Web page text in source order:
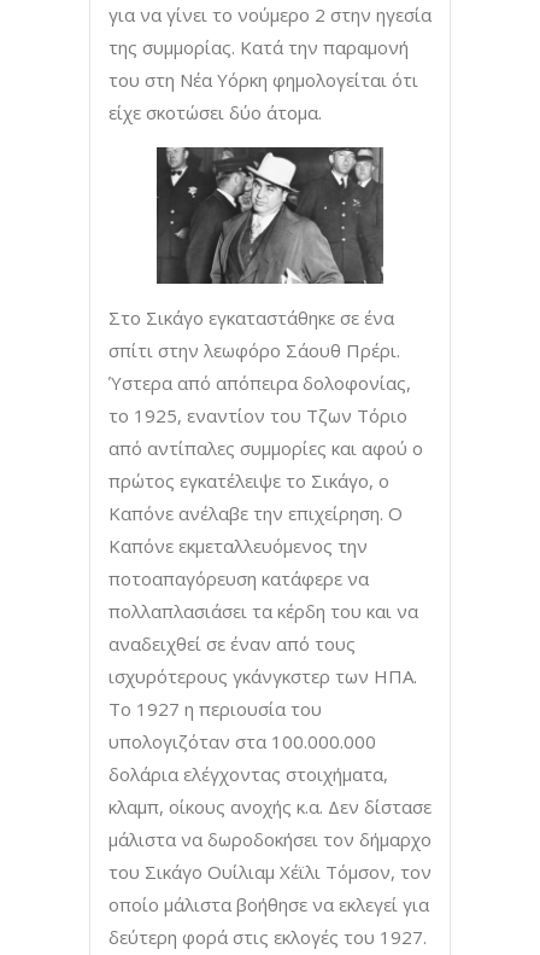
για να γίνει το νούμερο 2 στην ηγεσία
της συμμορίας. Κατά την παραμονή
του στη Νέα Υόρκη φημολογείται ότι
είχε σκοτώσει δύο άτομα.
Στο Σικάγο εγκαταστάθηκε σε ένα
σπίτι στην λεωφόρο Σάουθ Πρέρι.
Ύστερα από απόπειρα δολοφονίας,
το 1925, εναντίον του Τζων Τόριο
από αντίπαλες συμμορίες και αφού ο
πρώτος εγκατέλειψε το Σικάγο, ο
Καπόνε ανέλαβε την επιχείρηση. Ο
Καπόνε εκμεταλλευόμενος την
ποτοαπαγόρευση κατάφερε να
πολλαπλασιάσει τα κέρδη του και να
αναδειχθεί σε έναν από τους
ισχυρότερους γκάνγκστερ των ΗΠΑ.
Το 1927 η περιουσία του
υπολογιζόταν στα 100.000.000
δολάρια ελέγχοντας στοιχήματα,
κλαμπ, οίκους ανοχής κ.α. Δεν δίστασε
μάλιστα να δωροδοκήσει τον δήμαρχο
του Σικάγο Ουίλιαμ Χέϊλι Τόμσον, τον
οποίο μάλιστα βοήθησε να εκλεγεί για
δεύτερη φορά στις εκλογές του 1927.